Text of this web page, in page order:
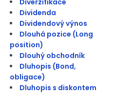
Dividenda
Dividendový výnos
Dlouhá pozice (Long
position)
Dlouhý obchodník
Dluhopis (Bond,
obligace)
Dluhopis s diskontem